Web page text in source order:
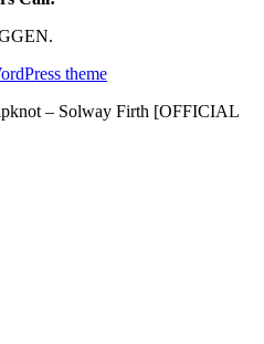
theme
– Solway Firth [OFFICIAL